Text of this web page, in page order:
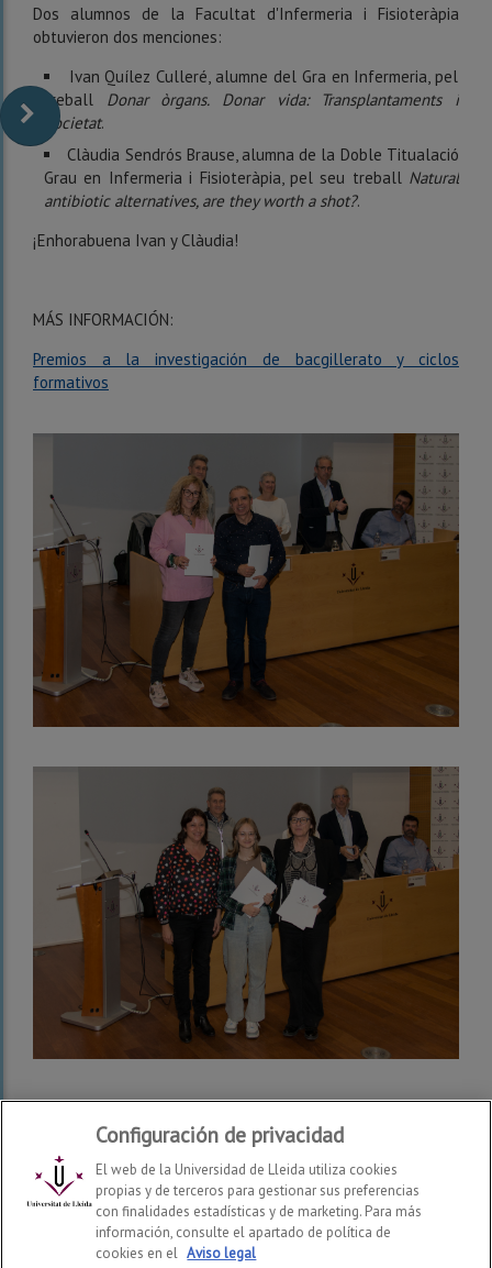
Dos alumnos de la Facultat d'Infermeria i Fisioteràpia
obtuvieron dos menciones:
Ivan Quílez Culleré, alumne del Gra en Infermeria, pel
treball Donar òrgans. Donar vida: Transplantaments i
Societat.
Clàudia Sendrós Brause, alumna de la Doble Titualació
Grau en Infermeria i Fisioteràpia, pel seu treball Natural
antibiotic alternatives, are they worth a shot?.
¡Enhorabuena Ivan y Clàudia!
MÁS INFORMACIÓN:
Premios a la investigación de bacgillerato y ciclos
formativos
Configuración de privacidad
El web de la Universidad de Lleida utiliza cookies
propias y de terceros para gestionar sus preferencias
con finalidades estadísticas y de marketing. Para más
información, consulte el apartado de política de
cookies en el Aviso legal